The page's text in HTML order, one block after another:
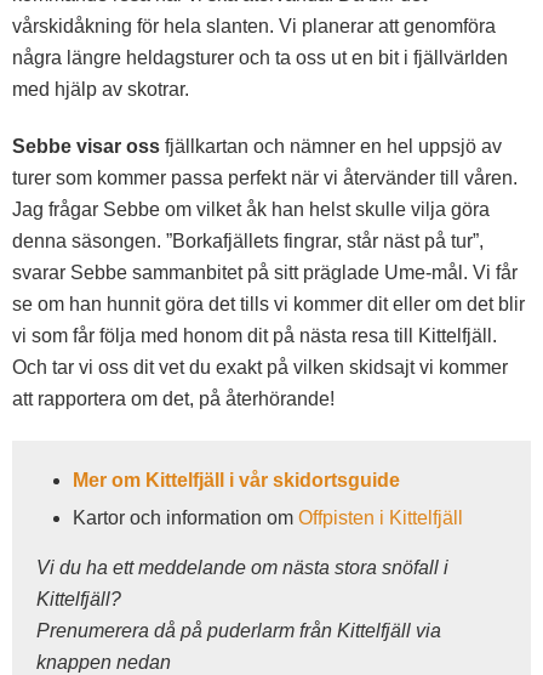
vårskidåkning för hela slanten. Vi planerar att genomföra
några längre heldagsturer och ta oss ut en bit i fjällvärlden
med hjälp av skotrar.
Sebbe visar oss fjällkartan och nämner en hel uppsjö av
turer som kommer passa perfekt när vi återvänder till våren.
Jag frågar Sebbe om vilket åk han helst skulle vilja göra
denna säsongen. ”Borkafjällets fingrar, står näst på tur”,
svarar Sebbe sammanbitet på sitt präglade Ume-mål. Vi får
se om han hunnit göra det tills vi kommer dit eller om det blir
vi som får följa med honom dit på nästa resa till Kittelfjäll.
Och tar vi oss dit vet du exakt på vilken skidsajt vi kommer
att rapportera om det, på återhörande!
Mer om Kittelfjäll i vår skidortsguide
Kartor och information om Offpisten i Kittelfjäll
Vi du ha ett meddelande om nästa stora snöfall i
Kittelfjäll?
Prenumerera då på puderlarm från Kittelfjäll via
knappen nedan